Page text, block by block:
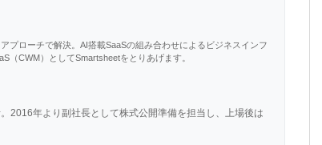
プローチで解決。AI搭載SaaSの組み合わせによるビジネスインフ
（CWM）としてSmartsheetをとりあげます。
2016年より副社長として株式公開準備を担当し、上場後は